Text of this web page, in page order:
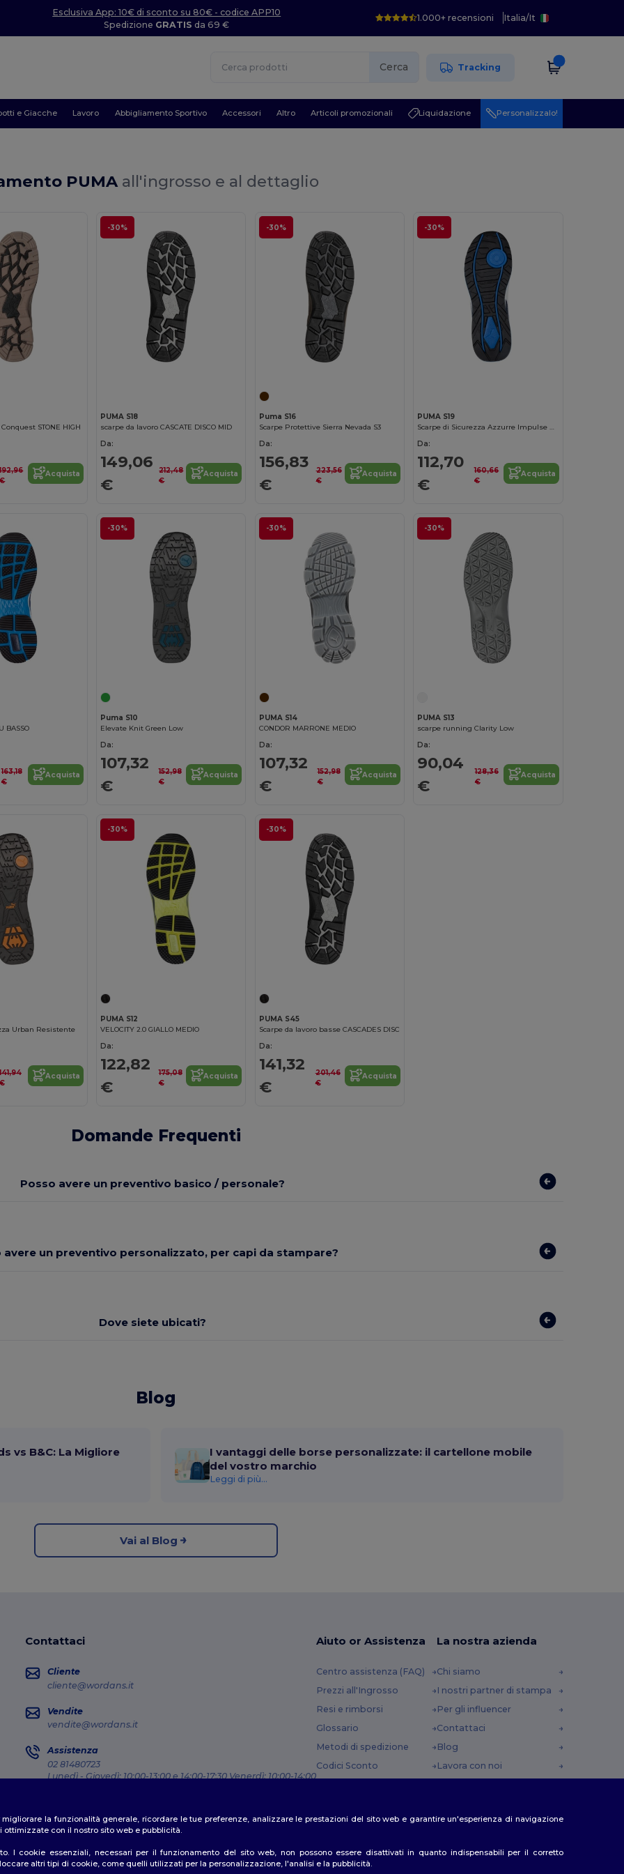
Esclusiva App: 10€ di sconto su 80€ - codice APP10
Spedizione GRATIS da 69 €
1.000+ recensioni Italia/It
Cerca Tracking
e Giacche Lavoro Abbigliamento Sportivo Accessori Altro Articoli promozionali Liquidazione Personalizzalo!
PUMA all'ingrosso e al dettaglio
STONE HIGH
192,96
€
Acquista
-30%
PUMA S18
scarpe da lavoro CASCATE DISCO MID
Da:
149,06
€
212,48
€
Acquista
-30%
Puma S16
Scarpe Protettive Sierra Nevada S3
Da:
156,83
€
223,56
€
Acquista
-30%
PUMA S19
Scarpe di Sicurezza Azzurre Impulse Pro
Da:
112,70
€
160,66
€
Acquista
BASSO
163,18
€
Acquista
-30%
Puma S10
Elevate Knit Green Low
Da:
107,32
€
152,98
€
Acquista
-30%
PUMA S14
CONDOR MARRONE MEDIO
Da:
107,32
€
152,98
€
Acquista
-30%
PUMA S13
scarpe running Clarity Low
Da:
90,04
€
128,36
€
Acquista
Urban Resistente
Acquista
-30%
PUMA S12
VELOCITY 2.0 GIALLO MEDIO
Da:
122,82
€
175,08
€
Acquista
-30%
PUMA S45
Scarpe da lavoro basse CASCADES DISC
Da:
141,32
€
201,46
€
Acquista
Domande Frequenti
Posso avere un preventivo basico / personale?
avere un preventivo personalizzato, per capi da stampare?
Dove siete ubicati?
Blog
vs B&C: La Migliore
I vantaggi delle borse personalizzate: il cartellone mobile
del vostro marchio
Leggi di più...
Vai al Blog
Contattaci
Cliente
cliente@wordans.it
Vendite
vendite@wordans.it
Assistenza
02 81480723
Lunedì - Giovedì: 10:00-13:00 e 14:00-17:30 Venerdì: 10:00-14:00
Aiuto or Assistenza
Centro assistenza (FAQ)
Prezzi all'Ingrosso
Resi e rimborsi
Glossario
Metodi di spedizione
Codici Sconto
La nostra azienda
Chi siamo
I nostri partner di stampa
Per gli influencer
Contattaci
Blog
Lavora con noi
la funzionalità generale, ricordare le tue preferenze, analizzare le prestazioni del sito web e garantire un'esperienza di navigazione
con il nostro sito web e pubblicità.
I cookie essenziali, necessari per il funzionamento del sito web, non possono essere disattivati in quanto indispensabili per il corretto
altri tipi di cookie, come quelli utilizzati per la personalizzazione, l'analisi e la pubblicità.